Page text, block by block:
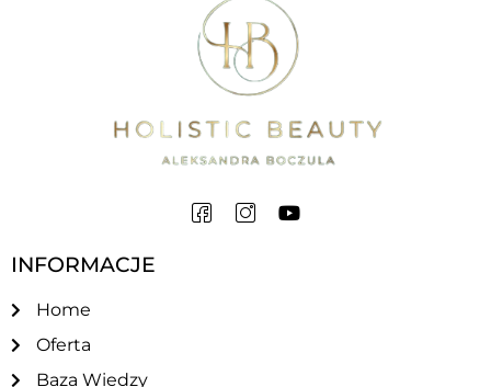
INFORMACJE
Home
Oferta
Baza Wiedzy